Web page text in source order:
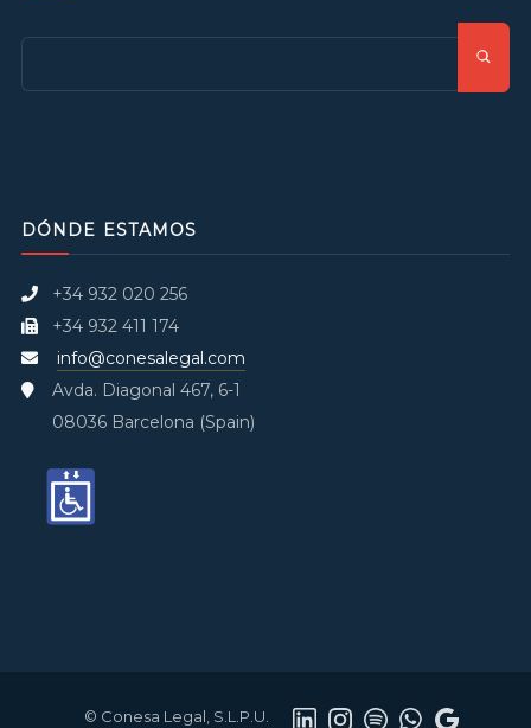
DÓNDE ESTAMOS
+34 932 020 256
+34 932 411 174
info@conesalegal.com
Avda. Diagonal 467, 6-1
08036 Barcelona (Spain)
© Conesa Legal, S.L.P.U.